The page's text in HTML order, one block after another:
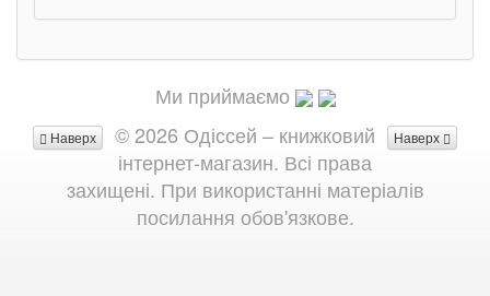
Ми приймаємо
Наверх
Наверх
© 2026 Одіссей – книжковий
інтернет-магазин. Всі права
захищені. При використанні матеріалів
посилання обов'язкове.